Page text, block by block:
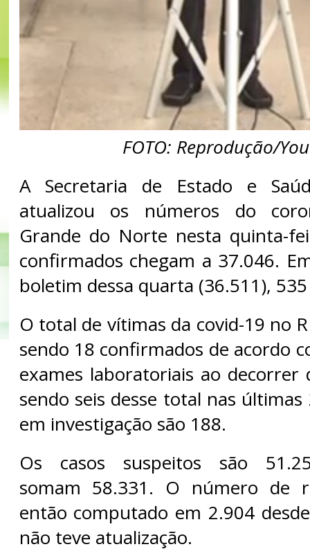
FOTO: Reprodução/
A Secretaria de Estado e
atualizou os números do
Grande do Norte nesta quinta-
confirmados chegam a 37.046.
boletim dessa quarta (36.511),
O total de vítimas da covid-19 no
sendo 18 confirmados de acordo
exames laboratoriais ao decorrer
sendo seis desse total nas
em investigação são 188.
Os casos suspeitos são
somam 58.331. O número de
então computado em 2.904
não teve atualização.